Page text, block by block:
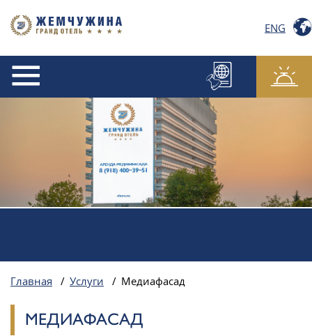
ENG
Главная / Услуги / Медиафасад
МЕДИАФАСАД